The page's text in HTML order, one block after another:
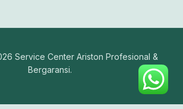
Service Center Ariston Profesional &
Bergaransi.